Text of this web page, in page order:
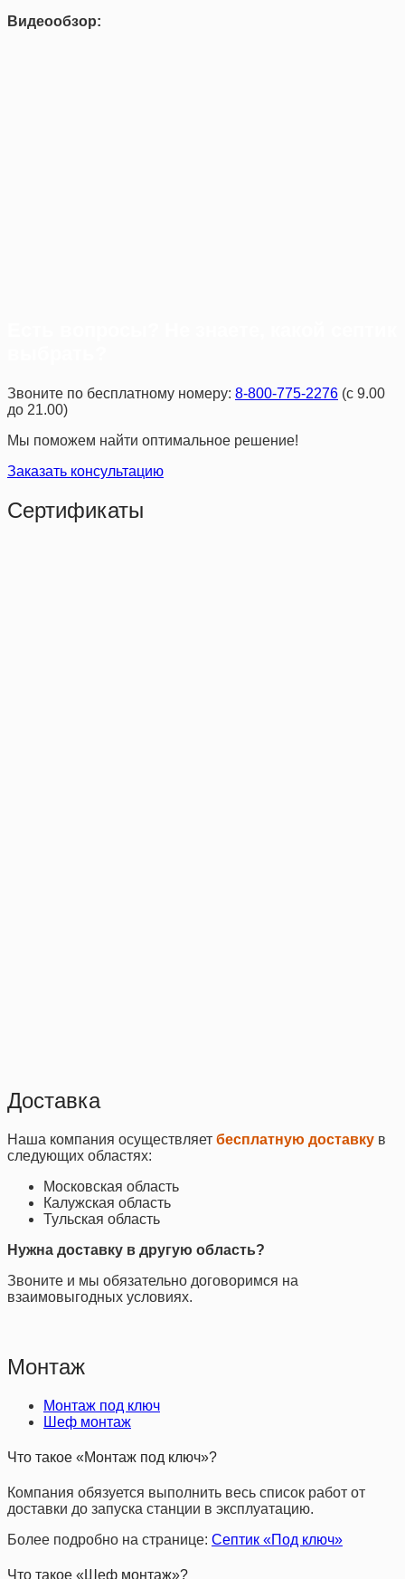
Видеообзор:
Звоните по бесплатному номеру: 8-800-775-2276 (с 9.00
до 21.00)
Мы поможем найти оптимальное решение!
Заказать консультацию
Сертификаты
Доставка
Наша компания осуществляет бесплатную доставку в
следующих областях:
Московская область
Калужская область
Тульская область
Нужна доставку в другую область?
Звоните и мы обязательно договоримся на
взаимовыгодных условиях.
Монтаж
Монтаж под ключ
Шеф монтаж
Что такое «Монтаж под ключ»?
Компания обязуется выполнить весь список работ от
доставки до запуска станции в эксплуатацию.
Более подробно на странице: Септик «Под ключ»
Что такое «Шеф монтаж»?